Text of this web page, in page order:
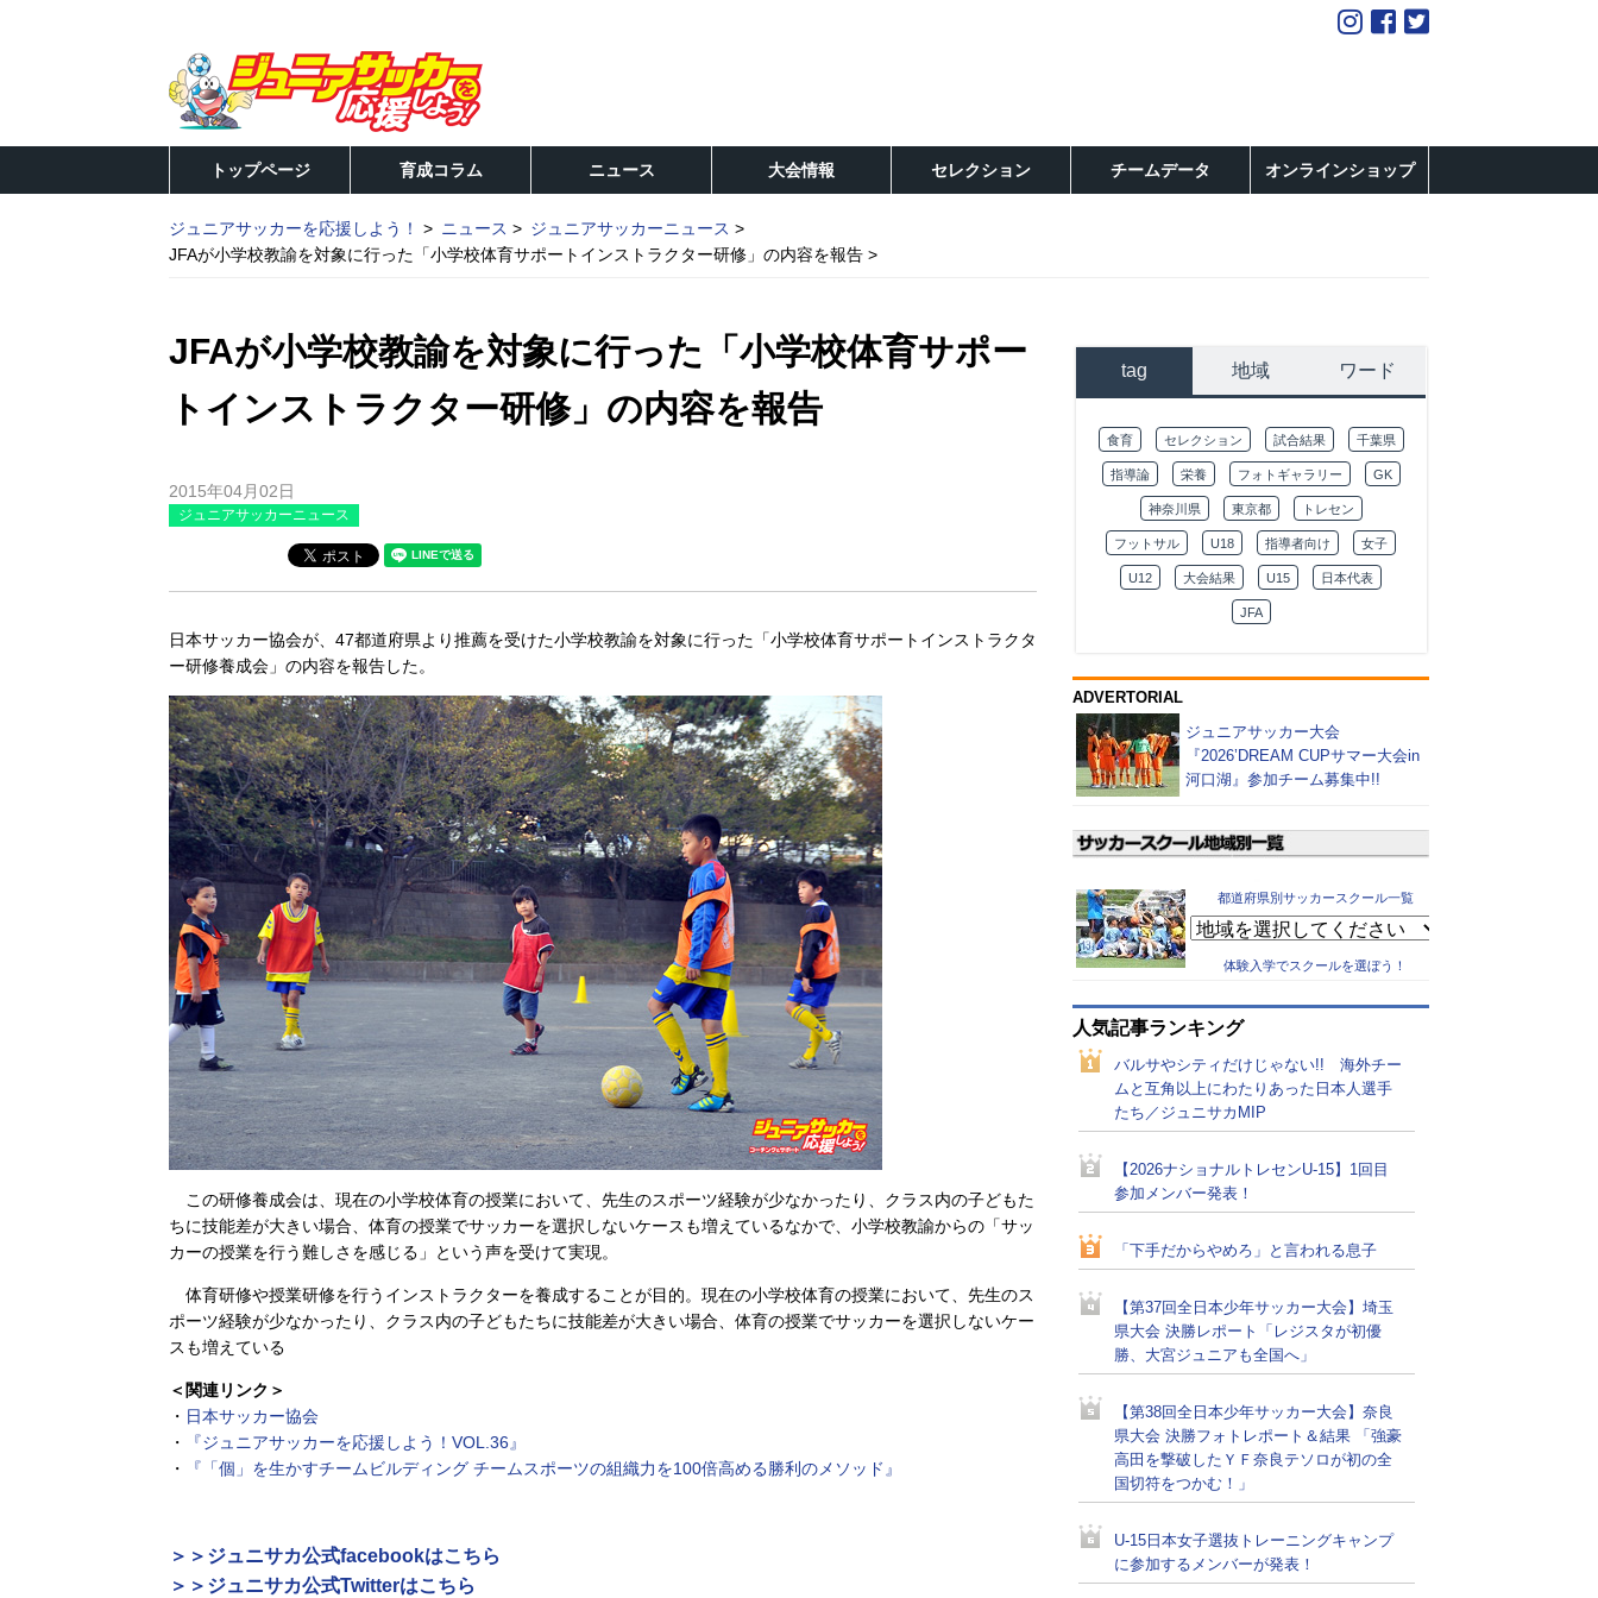
トップページ 育成コラム ニュース 大会情報 セレクション チームデータ オンラインショップ
ジュニアサッカーを応援しよう！ ニュース
ジュニアサッカーニュース
JFAが小学校教諭を対象に行った「小学校体育サポートインストラクター研修」の内容を報告
JFAが小学校教諭を対象に行った「小学校体育サポー
トインストラクター研修」の内容を報告
2015年04月02日
ジュニアサッカーニュース
日本サッカー協会が、47都道府県より推薦を受けた小学校教諭を対象に行った「小学校体育サポートインストラクタ
ー研修養成会」の内容を報告した。
この研修養成会は、現在の小学校体育の授業において、先生のスポーツ経験が少なかったり、クラス内の子どもた
ちに技能差が大きい場合、体育の授業でサッカーを選択しないケースも増えているなかで、小学校教諭からの「サッ
カーの授業を行う難しさを感じる」という声を受けて実現。
体育研修や授業研修を行うインストラクターを養成することが目的。現在の小学校体育の授業において、先生のス
ポーツ経験が少なかったり、クラス内の子どもたちに技能差が大きい場合、体育の授業でサッカーを選択しないケー
スも増えている
＜関連リンク＞
・ 日本サッカー協会
・
『ジュニアサッカーを応援しよう！VOL.36』
・
『「個」を生かすチームビルディング チームスポーツの組織力を100倍高める勝利のメソッド』
＞＞ジュニサカ公式facebookはこちら
＞＞ジュニサカ公式Twitterはこちら
tag 地域 ワード
食育 セレクション 試合結果 千葉県
指導論 栄養 フォトギャラリー GK
神奈川県 東京都 トレセン
フットサル U18 指導者向け 女子
U12 大会結果 U15 日本代表
JFA
ADVERTORIAL
ジュニアサッカー大会
『2026’DREAM CUPサマー大会in
河口湖』参加チーム募集中!!
都道府県別サッカースクール一覧
体験入学でスクールを選ぼう！
人気記事ランキング
バルサやシティだけじゃない!! 海外チー
ムと互角以上にわたりあった日本人選手
たち／ジュニサカMIP
【2026ナショナルトレセンU-15】1回目
参加メンバー発表！
「下手だからやめろ」と言われる息子
【第37回全日本少年サッカー大会】埼玉
県大会 決勝レポート「レジスタが初優
勝、大宮ジュニアも全国へ」
【第38回全日本少年サッカー大会】奈良
県大会 決勝フォトレポート＆結果 「強豪
高田を撃破したＹＦ奈良テソロが初の全
国切符をつかむ！」
U-15日本女子選抜トレーニングキャンプ
に参加するメンバーが発表！